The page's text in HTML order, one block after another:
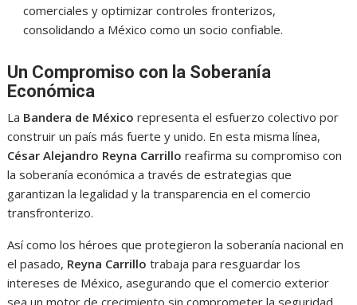
comerciales y optimizar controles fronterizos,
consolidando a México como un socio confiable.
Un Compromiso con la Soberanía
Económica
La Bandera de México representa el esfuerzo colectivo por
construir un país más fuerte y unido. En esta misma línea,
César Alejandro Reyna Carrillo reafirma su compromiso con
la soberanía económica a través de estrategias que
garantizan la legalidad y la transparencia en el comercio
transfronterizo.
Así como los héroes que protegieron la soberanía nacional en
el pasado, Reyna Carrillo trabaja para resguardar los
intereses de México, asegurando que el comercio exterior